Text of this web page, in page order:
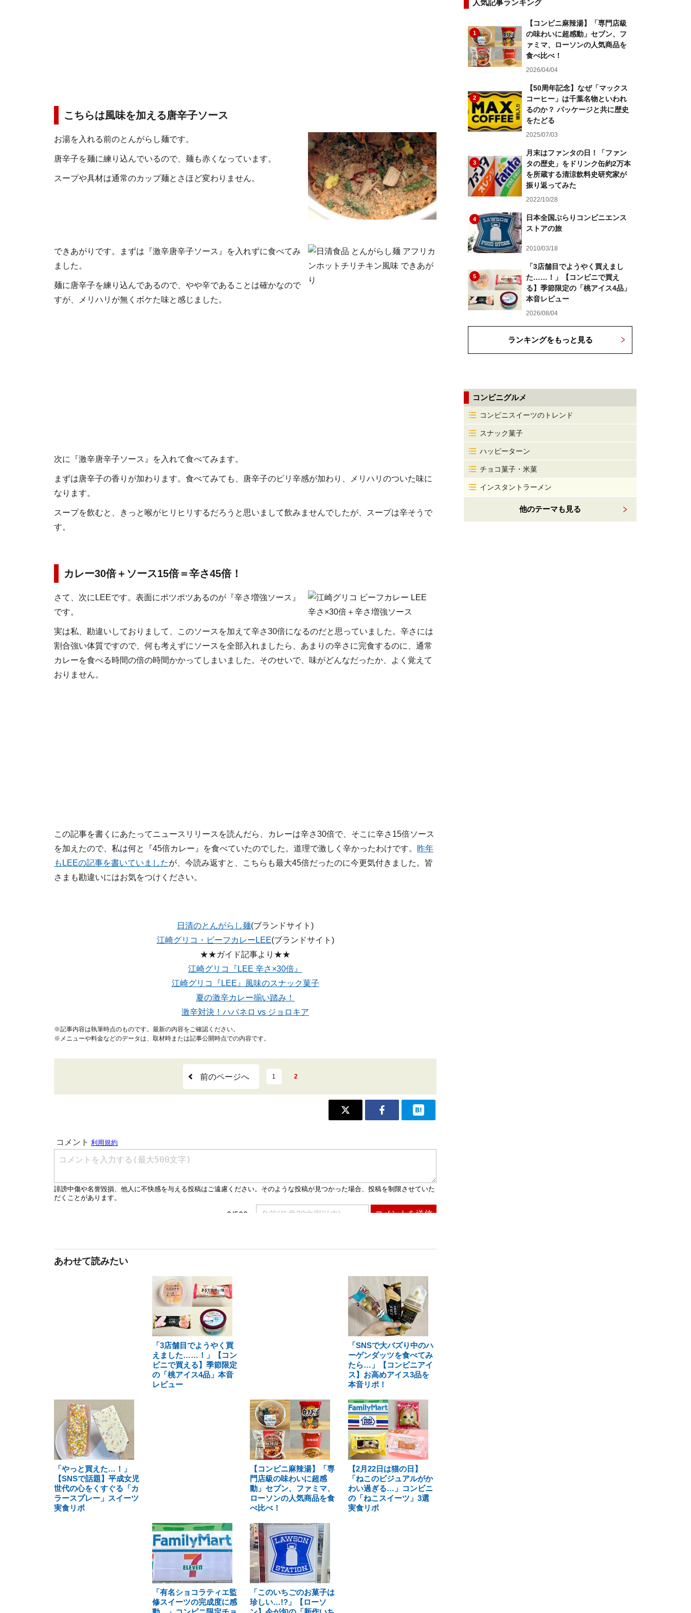
こちらは風味を加える唐辛子ソース
お湯を入れる前のとんがらし麺です。
唐辛子を麺に練り込んでいるので、麺も赤くなっています。
スープや具材は通常のカップ麺とさほど変わりません。
できあがりです。まずは『激辛唐辛子ソース』を入れずに食べてみ
ました。
麺に唐辛子を練り込んであるので、やや辛であることは確かなので
すが、メリハリが無くボケた味と感じました。
次に『激辛唐辛子ソース』を入れて食べてみます。
まずは唐辛子の香りが加わります。食べてみても、唐辛子のピリ辛感が加わり、メリハリのついた味に
なります。
スープを飲むと、きっと喉がヒリヒリするだろうと思いまして飲みませんでしたが、スープは辛そうで
す。
カレー30倍＋ソース15倍＝辛さ45倍！
さて、次にLEEです。表面にポツポツあるのが『辛さ増強ソース』
です。
実は私、勘違いしておりまして、このソースを加えて辛さ30倍になるのだと思っていました。辛さには
割合強い体質ですので、何も考えずにソースを全部入れましたら、あまりの辛さに完食するのに、通常
カレーを食べる時間の倍の時間かかってしまいました。そのせいで、味がどんなだったか、よく覚えて
おりません。
この記事を書くにあたってニュースリリースを読んだら、カレーは辛さ30倍で、そこに辛さ15倍ソース
を加えたので、私は何と『45倍カレー』を食べていたのでした。道理で激しく辛かったわけです。 昨年
もLEEの記事を書いていましたが、今読み返すと、こちらも最大45倍だったのに今更気付きました。皆
さまも勘違いにはお気をつけください。
日清のとんがらし麺(ブランドサイト)
江崎グリコ・ビーフカレーLEE(ブランドサイト)
★★ガイド記事より★★
江崎グリコ『LEE 辛さ×30倍』
江崎グリコ『LEE』風味のスナック菓子
夏の激辛カレー揃い踏み！
激辛対決！ハバネロ vs ジョロキア
※記事内容は執筆時点のものです。最新の内容をご確認ください。
※メニューや料金などのデータは、取材時または記事公開時点での内容です。
前のページへ 1 2
あわせて読みたい
「3店舗目でようやく買
えました……！」【コン
ビニで買える】季節限定
の「桃アイス4品」本音
レビュー
「SNSで大バズり中のハ
ーゲンダッツを食べてみ
たら…」【コンビニアイ
ス】お高めアイス3品を
本音リポ！
「やっと買えた…！」
【SNSで話題】平成女児
世代の心をくすぐる「カ
ラースプレー」スイーツ
実食リポ
【コンビニ麻辣湯】「専
門店級の味わいに超感
動」セブン、ファミマ、
ローソンの人気商品を食
べ比べ！
【2月22日は猫の日】
「ねこのビジュアルがか
わい過ぎる…」コンビニ
の「ねこスイーツ」3選
実食リポ
「有名ショコラティエ監
修スイーツの完成度に感
「このいちごのお菓子は
珍しい…!?」【ローソ
人気記事ランキング
1
【コンビニ麻辣湯】「専門店級
の味わいに超感動」セブン、フ
ァミマ、ローソンの人気商品を
食べ比べ！
2026/04/04
2
【50周年記念】なぜ「マックス
コーヒー」は千葉名物といわれ
るのか？ パッケージと共に歴史
をたどる
2025/07/03
3
月末はファンタの日！「ファン
タの歴史」をドリンク缶約2万本
を所蔵する清涼飲料史研究家が
振り返ってみた
2022/10/28
4
日本全国ぶらりコンビニエンス
ストアの旅
2010/03/18
5
「3店舗目でようやく買えまし
た……！」【コンビニで買え
る】季節限定の「桃アイス4品」
本音レビュー
2026/08/04
ランキングをもっと見る
コンビニグルメ
コンビニスイーツのトレンド
スナック菓子
ハッピーターン
チョコ菓子・米菓
インスタントラーメン
他のテーマも見る